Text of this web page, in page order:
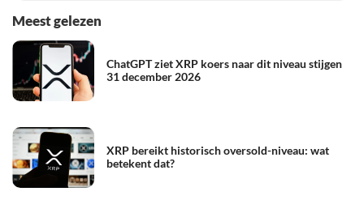
Meest gelezen
ChatGPT ziet XRP koers naar dit niveau stijgen
31 december 2026
XRP bereikt historisch oversold-niveau: wat
betekent dat?